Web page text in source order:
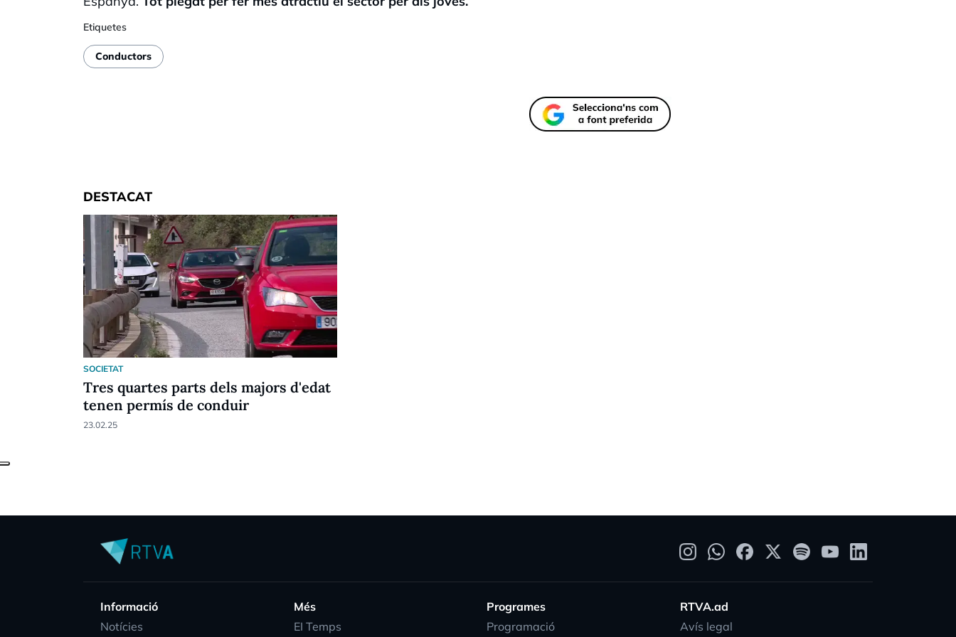
Etiquetes
Conductors
DESTACAT
SOCIETAT
Tres quartes parts dels majors d'edat
tenen permís de conduir
23.02.25
Informació
Notícies
Més
EI Temps
Programes
Programació
RTVA.ad
Avís legal